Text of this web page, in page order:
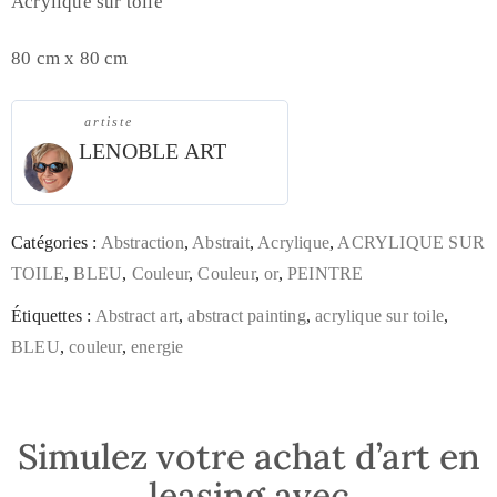
80 cm x 80 cm
artiste
LENOBLE ART
Catégories : Abstraction, Abstrait, Acrylique, ACRYLIQUE SUR
TOILE,BLEU, Couleur,Couleur,or,PEINTRE
Étiquettes : Abstract art,abstract painting,acrylique sur toile,
BLEU,couleur,energie
Simulez votre achat d’art en